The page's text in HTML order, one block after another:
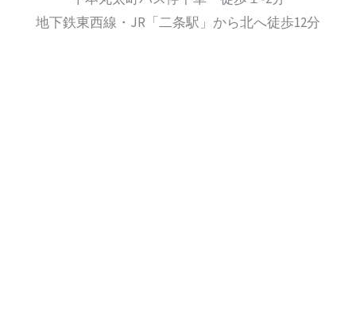
地下鉄東西線・JR「二条駅」から北へ徒歩12分